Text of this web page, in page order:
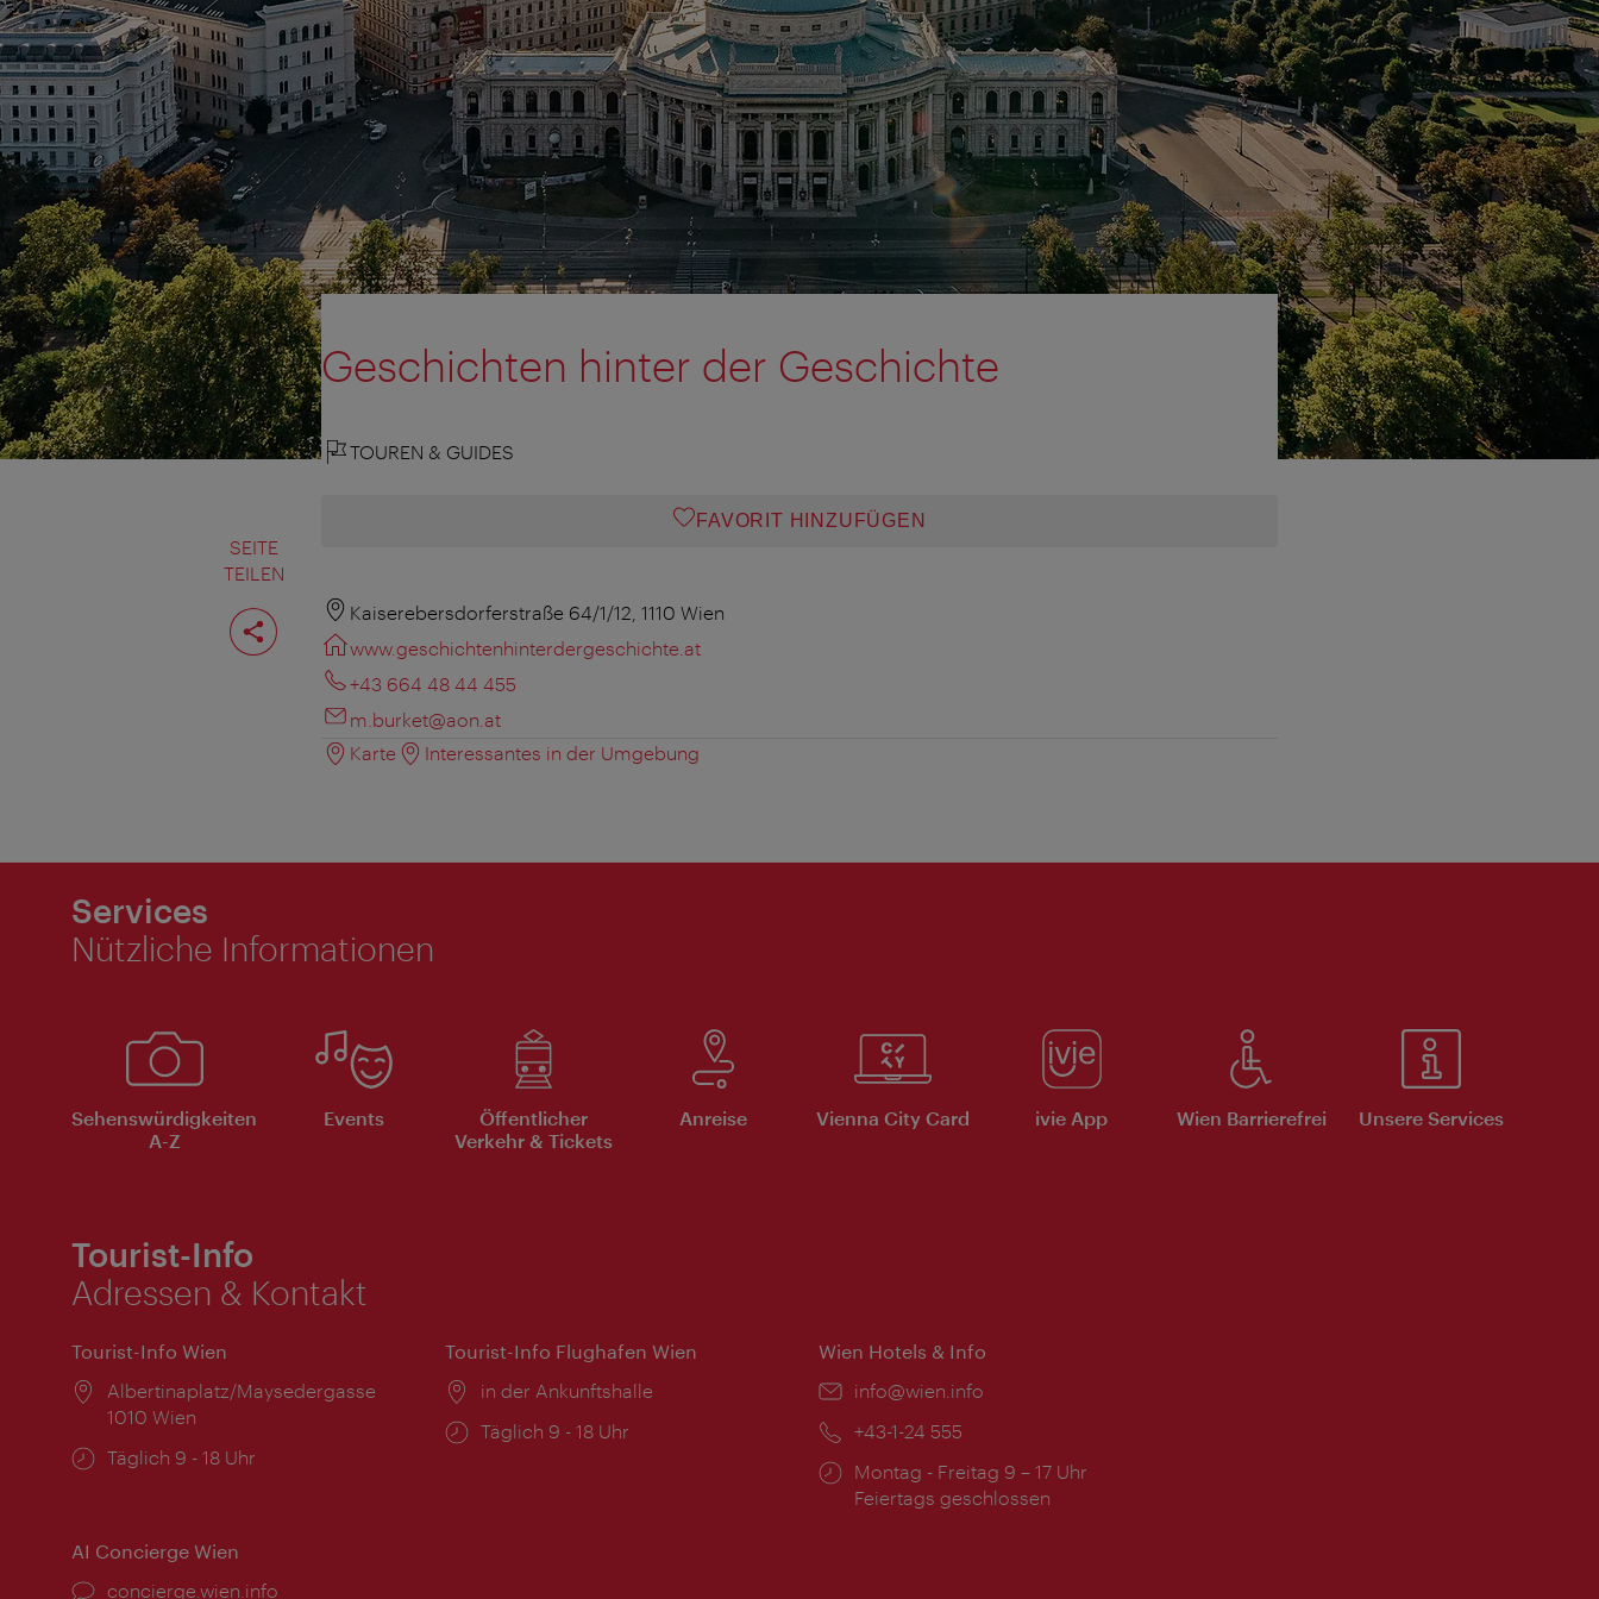
SEITE
TEILEN
Seite
teilen
Geschichten hinter der Geschichte
TOUREN & GUIDES
FAVORIT HINZUFÜGEN
Kaiserebersdorferstraße 64/1/12, 1110 Wien
www.geschichtenhinterdergeschichte.at
+43 664 48 44 455
m.burket@aon.at
Karte
Interessantes in der Umgebung
Services
Nützliche Informationen
Sehenswürdigkeiten
A-Z
Events
Öffentlicher
Verkehr & Tickets
Anreise Vienna City Card ivie App Wien Barrierefrei Unsere Services
Tourist-Info
Adressen & Kontakt
Tourist-Info Wien
Ort:
Albertinaplatz/Maysedergasse
1010 Wien
Öffnungszeiten:
Täglich 9 - 18 Uhr
Tourist-Info Flughafen Wien
Ort:
in der Ankunftshalle
Öffnungszeiten:
Täglich 9 - 18 Uhr
Wien Hotels & Info
Email:
info@wien.info
Telefon:
+43-1-24 555
Öffnungszeiten:
Montag - Freitag 9 – 17 Uhr
Feiertags geschlossen
AI Concierge Wien
Ort:
concierge.wien.info